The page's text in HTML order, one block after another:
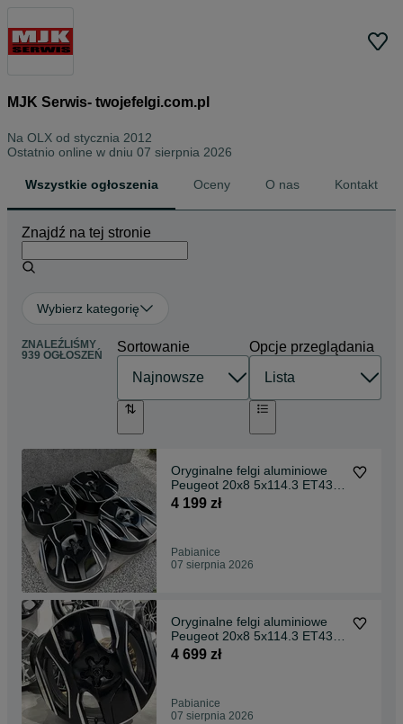
MJK Serwis- twojefelgi.com.pl
Na OLX od stycznia 2012
Ostatnio online w dniu 07 sierpnia 2026
Wszystkie ogłoszenia Oceny O nas Kontakt
Znajdź na tej stronie
Wybierz kategorię
ZNALEŹLIŚMY
939 OGŁOSZEŃ
Sortowanie Opcje przeglądania
Oryginalne felgi aluminiowe
Peugeot 20x8 5x114.3 ET43
SOFIA 3008 III 5008
4 199 zł
Pabianice
07 sierpnia 2026
Oryginalne felgi aluminiowe
Peugeot 20x8 5x114.3 ET43
SOFIA 3008 III 5008
4 699 zł
Pabianice
07 sierpnia 2026